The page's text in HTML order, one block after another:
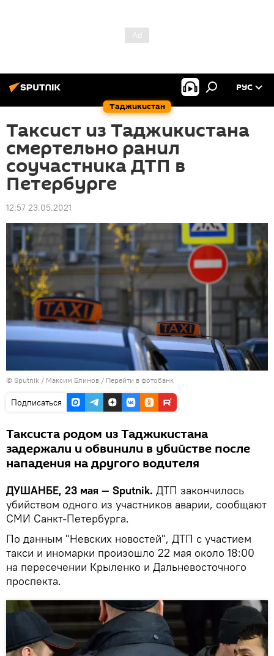
Таджикистан
РУС
Таксист из Таджикистана
смертельно ранил
соучастника ДТП в
Петербурге
12:57 23.05.2021
© Sputnik / Максим Блинов / Перейти в фотобанк
Подписаться
Таксиста родом из Таджикистана
задержали и обвинили в убийстве после
нападения на другого водителя
ДУШАНБЕ, 23 мая — Sputnik. ДТП закончилось
убийством одного из участников аварии, сообщают
СМИ Санкт-Петербурга.
По данным "Невских новостей", ДТП с участием
такси и иномарки произошло 22 мая около 18:00
на пересечении Крыленко и Дальневосточного
проспекта.